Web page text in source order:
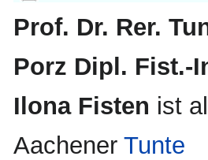
springen
springen
Prof. Dr. Rer.
Porz Dipl. Fist.-
Ilona Fisten ist
Aachener Tunte